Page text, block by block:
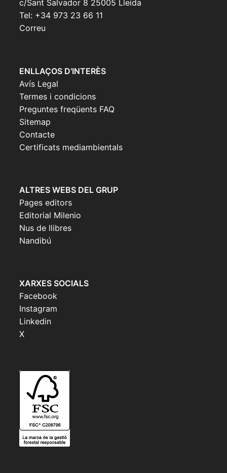
c/Sant Salvador 8 25005 Lleida
Tel: +34 973 23 66 11
Correu
ENLLAÇOS D'INTERÈS
Avís Legal
Termes i condicions
Preguntes freqüents FAQ
Sitemap
Contacte
Certificats mediambientals
ALTRES WEBS DEL GRUP
Pages editors
Editorial Milenio
Nus de llibres
Nandibú
XARXES SOCIALS
Facebook
Instagram
Linkedin
X